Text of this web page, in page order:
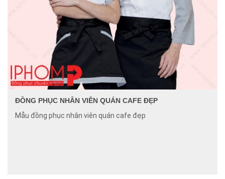
ĐỒNG PHỤC NHÂN VIÊN QUÁN CAFE ĐẸP
Mẫu đồng phục nhân viên quán cafe đẹp